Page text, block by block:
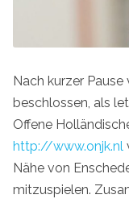
Nach kurzer
beschlossen, als
Offene
http://www.onjk.nl
Nähe von
mitzuspielen.